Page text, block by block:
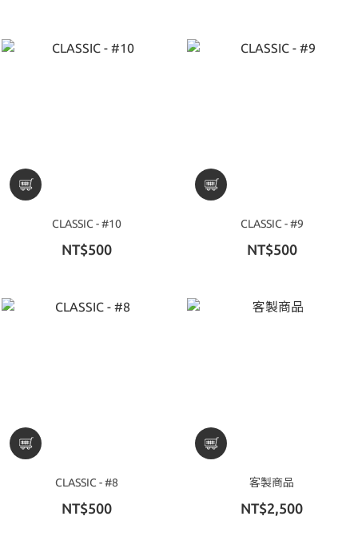
CLASSIC - #10
NT$500
CLASSIC - #9
NT$500
CLASSIC - #8
NT$500
客製商品
NT$2,500